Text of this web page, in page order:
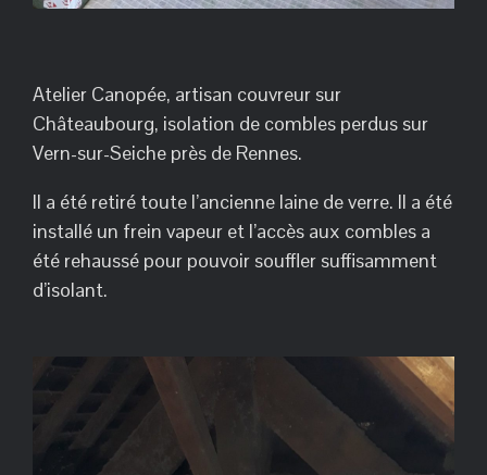
Atelier Canopée, artisan couvreur sur
Châteaubourg, isolation de combles perdus sur
Vern-sur-Seiche près de Rennes.
Il a été retiré toute l’ancienne laine de verre. Il a été
installé un frein vapeur et l’accès aux combles a
été rehaussé pour pouvoir souffler suffisamment
d’isolant.